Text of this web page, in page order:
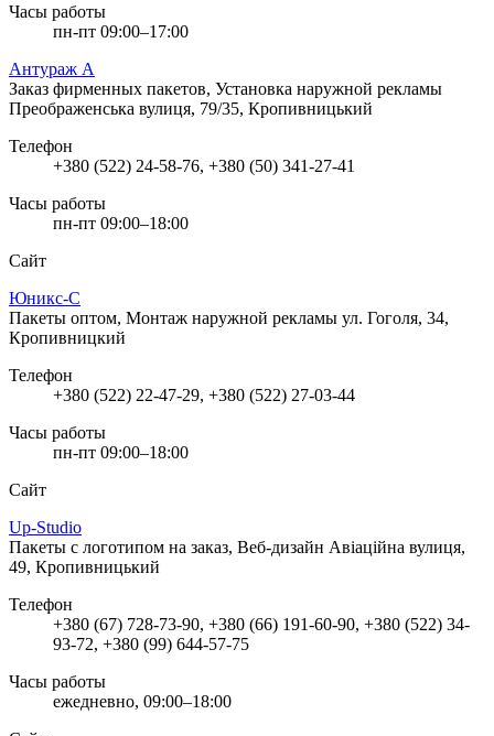
Часы работы
пн-пт 09:00–17:00
Антураж А
Заказ фирменных пакетов, Установка наружной рекламы
Преображенська вулиця, 79/35, Кропивницький
Телефон
+380 (522) 24-58-76, +380 (50) 341-27-41
Часы работы
пн-пт 09:00–18:00
Сайт
Юникс-С
Пакеты оптом, Монтаж наружной рекламы ул. Гоголя, 34,
Кропивницкий
Телефон
+380 (522) 22-47-29, +380 (522) 27-03-44
Часы работы
пн-пт 09:00–18:00
Сайт
Up-Studio
Пакеты с логотипом на заказ, Веб-дизайн Авіаційна вулиця,
49, Кропивницький
Телефон
+380 (67) 728-73-90, +380 (66) 191-60-90, +380 (522) 34-
93-72, +380 (99) 644-57-75
Часы работы
ежедневно, 09:00–18:00